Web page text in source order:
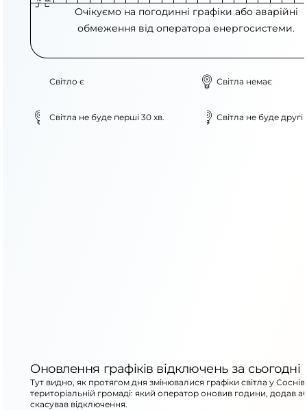
Очікуємо на погодинні графіки або аварійні
обмеження від оператора енергосистеми.
Світло є Світла немає
Світла не буде перші 30 хв. Світла не буде другі
Оновлення графіків відключень за сьогодні
Тут видно, як протягом дня змінювалися графіки світла у
територіальній громаді: який оператор оновив години, додав
скасував відключення.